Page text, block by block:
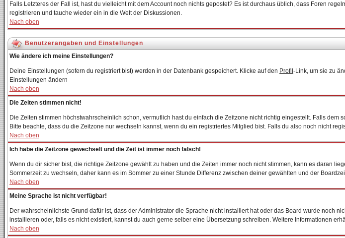
Falls Letzteres der Fall ist, hast du vielleicht mit dem Account noch nichts gepostet? Es ist durchaus üblich, dass Foren
registrieren und tauche wieder ein in die Welt der Diskussionen.
Nach oben
Benutzerangaben und Einstellungen
Wie ändere ich meine Einstellungen?
Deine Einstellungen (sofern du registriert bist) werden in der Datenbank gespeichert. Klicke auf den Profil -Link, um sie zu
Einstellungen ändern
Nach oben
Die Zeiten stimmen nicht!
Die Zeiten stimmen höchstwahrscheinlich schon, vermutlich hast du einfach die Zeitzone nicht richtig eingestellt. Falls
Bitte beachte, dass du die Zeitzone nur wechseln kannst, wenn du ein registriertes Mitglied bist. Falls du also noch nicht
Nach oben
Ich habe die Zeitzone gewechselt und die Zeit ist immer noch falsch!
Wenn du dir sicher bist, die richtige Zeitzone gewählt zu haben und die Zeiten immer noch nicht stimmen, kann es daran
Sommerzeit zu wechseln, daher kann es im Sommer zu einer Stunde Differenz zwischen deiner gewählten und der
Nach oben
Meine Sprache ist nicht verfügbar!
Der wahrscheinlichste Grund dafür ist, dass der Administrator die Sprache nicht installiert hat oder das Board wurde noch
installieren oder, falls es nicht existiert, kannst du auch gerne selber eine Übersetzung schreiben. Weitere Informationen
Nach oben